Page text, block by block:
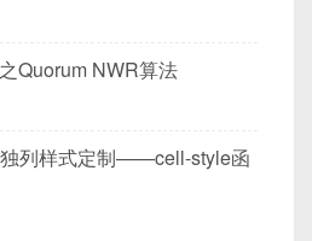
Quorum NWR算法
列样式定制——cell-style函